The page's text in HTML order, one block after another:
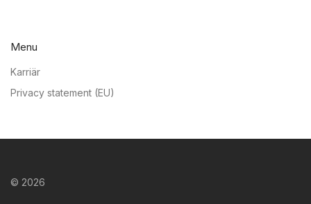
Menu
Karriär
Privacy statement (EU)
© 2026